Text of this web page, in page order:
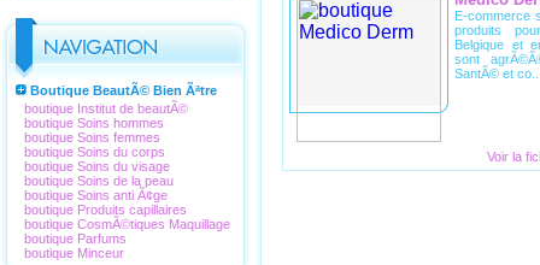
Boutique BeautÃ© Bien Ãªtre
boutique Institut de beautÃ©
boutique Soins hommes
boutique Soins femmes
boutique Soins du corps
boutique Soins du visage
boutique Soins de la peau
boutique Soins anti Ã¢ge
boutique Produits capillaires
boutique CosmÃ©tiques Maquillage
boutique Parfums
boutique Minceur
E-commerce
produits
Belgique et
sont
SantÃ© et
Voir la